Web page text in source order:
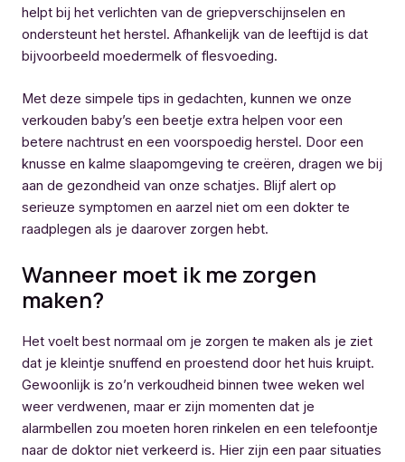
helpt bij het verlichten van de griepverschijnselen en
ondersteunt het herstel. Afhankelijk van de leeftijd is dat
bijvoorbeeld moedermelk of flesvoeding.
Met deze simpele tips in gedachten, kunnen we onze
verkouden baby’s een beetje extra helpen voor een
betere nachtrust en een voorspoedig herstel. Door een
knusse en kalme slaapomgeving te creëren, dragen we bij
aan de gezondheid van onze schatjes. Blijf alert op
serieuze symptomen en aarzel niet om een dokter te
raadplegen als je daarover zorgen hebt.
Wanneer moet ik me zorgen
maken?
Het voelt best normaal om je zorgen te maken als je ziet
dat je kleintje snuffend en proestend door het huis kruipt.
Gewoonlijk is zo’n verkoudheid binnen twee weken wel
weer verdwenen, maar er zijn momenten dat je
alarmbellen zou moeten horen rinkelen en een telefoontje
naar de doktor niet verkeerd is. Hier zijn een paar situaties